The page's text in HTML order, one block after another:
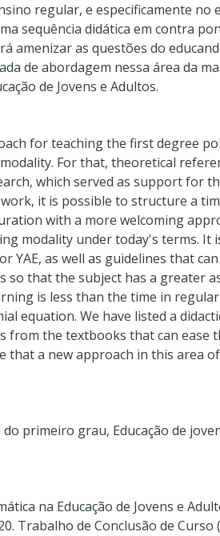
regular, e especificamente no
sequência didática em contra
amenizar as questões do
de abordagem nessa área da
de Jovens e Adultos.
for teaching the first degree
For that, theoretical
which served as support for
it is possible to structure a
with a more welcoming
modality under today's terms. It
YAE, as well as guidelines that
so that the subject has a greater
is less than the time in
equation. We have listed a
from the textbooks that can ease
that a new approach in this area
do primeiro grau, Educação de
na Educação de Jovens e
Trabalho de Conclusão de Curso